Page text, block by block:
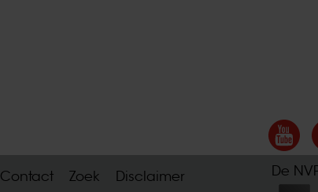
Contact Zoek Disclaimer De